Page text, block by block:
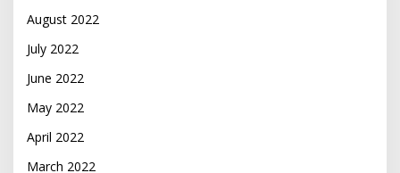
August 2022
July 2022
June 2022
May 2022
April 2022
March 2022